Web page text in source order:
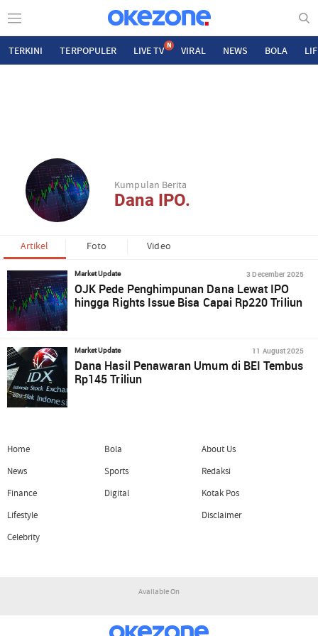
TERKINI TERPOPULER LIVE TV N VIRAL NEWS BOLA
Kumpulan Berita
Dana IPO.
Artikel Foto Video
Market Update 3 December 2025
OJK Pede Penghimpunan Dana Lewat IPO
hingga Rights Issue Bisa Capai Rp220 Triliun
Market Update 11 August 2025
Dana Hasil Penawaran Umum di BEI Tembus
Rp145 Triliun
Home
News
Finance
Lifestyle
Celebrity
Bola
Sports
Digital
About Us
Redaksi
Kotak Pos
Disclaimer
Available On